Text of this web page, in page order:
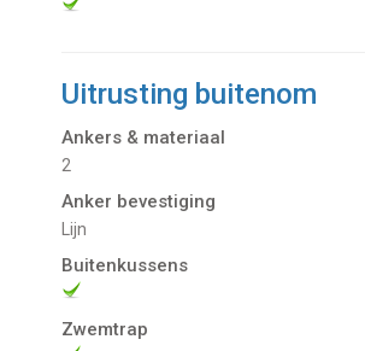
Uitrusting buitenom
Ankers & materiaal
2
Anker bevestiging
Lijn
Buitenkussens
Zwemtrap